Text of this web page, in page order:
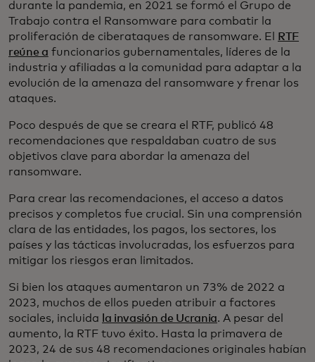
durante la pandemia, en 2021 se formó el Grupo de
Trabajo contra el Ransomware para combatir la
proliferación de ciberataques de ransomware. El
RTF
reúne a funcionarios gubernamentales, líderes de la
industria y afiliadas a la comunidad para adaptar a la
evolución de la amenaza del ransomware y frenar los
ataques.
Poco después de que se creara el RTF, publicó 48
recomendaciones que respaldaban cuatro de sus
objetivos clave para abordar la amenaza del
ransomware.
Para crear las recomendaciones, el acceso a datos
precisos y completos fue crucial. Sin una comprensión
clara de las entidades, los pagos, los sectores, los
países y las tácticas involucradas, los esfuerzos para
mitigar los riesgos eran limitados.
Si bien los ataques aumentaron un 73% de 2022 a
2023, muchos de ellos pueden atribuir a factores
sociales, incluida
la invasión de Ucrania. A pesar del
aumento, la RTF tuvo éxito. Hasta la primavera de
2023, 24 de sus 48 recomendaciones originales habían